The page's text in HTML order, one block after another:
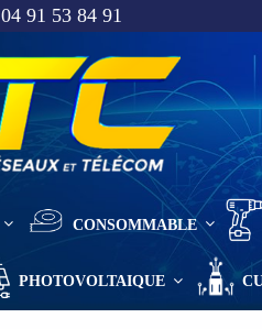
04 91 53 84 91
CONSOMMABLE
PHOTOVOLTAIQUE